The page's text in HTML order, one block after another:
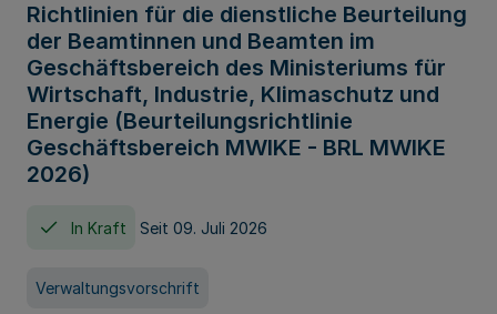
Richtlinien für die dienstliche Beurteilung
der Beamtinnen und Beamten im
Geschäftsbereich des Ministeriums für
Wirtschaft, Industrie, Klimaschutz und
Energie (Beurteilungsrichtlinie
Geschäftsbereich MWIKE - BRL MWIKE
2026)
In Kraft Seit 09. Juli 2026
Verwaltungsvorschrift